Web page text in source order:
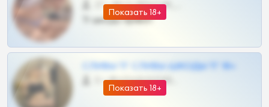
Показать 18+
27 •
Тг шкоды приват
Показать 18+
СЛИВЫ ТГ СЛИВЫ ШКОДЫ ТГ 18+
0 •